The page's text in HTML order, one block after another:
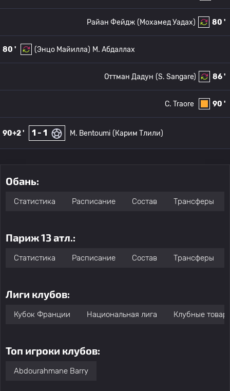
80 '
(Мохамед Уадах)
Райан Фейдж
80 ' (Энцо Майилла) М. Абдаллах
86 '
(S. Sangare)
Оттман Дадун
90 '
C. Traore
90+2 ' 1 - 1 M. Bentoumi (Карим Тлили)
Обань:
Статистика Расписание Состав Трансферы
Париж 13 атл.:
Статистика Расписание Состав Трансферы
Лиги клубов:
Кубок Франции Национальная лига Клубные
Топ игроки клубов:
Abdourahmane Barry